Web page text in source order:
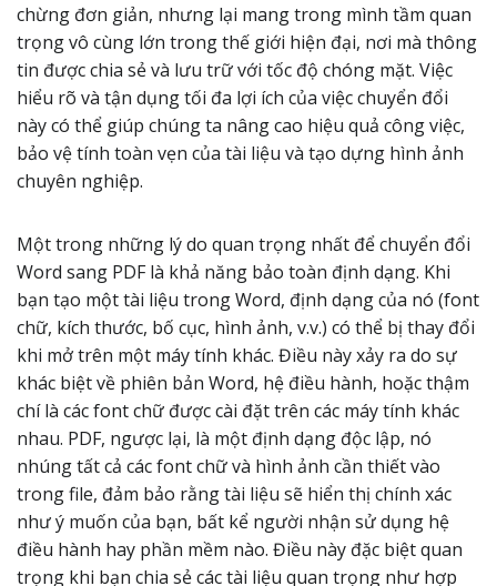
chừng đơn giản, nhưng lại mang trong mình tầm quan
trọng vô cùng lớn trong thế giới hiện đại, nơi mà thông
tin được chia sẻ và lưu trữ với tốc độ chóng mặt. Việc
hiểu rõ và tận dụng tối đa lợi ích của việc chuyển đổi
này có thể giúp chúng ta nâng cao hiệu quả công việc,
bảo vệ tính toàn vẹn của tài liệu và tạo dựng hình ảnh
chuyên nghiệp.
Một trong những lý do quan trọng nhất để chuyển đổi
Word sang PDF là khả năng bảo toàn định dạng. Khi
bạn tạo một tài liệu trong Word, định dạng của nó (font
chữ, kích thước, bố cục, hình ảnh, v.v.) có thể bị thay đổi
khi mở trên một máy tính khác. Điều này xảy ra do sự
khác biệt về phiên bản Word, hệ điều hành, hoặc thậm
chí là các font chữ được cài đặt trên các máy tính khác
nhau. PDF, ngược lại, là một định dạng độc lập, nó
nhúng tất cả các font chữ và hình ảnh cần thiết vào
trong file, đảm bảo rằng tài liệu sẽ hiển thị chính xác
như ý muốn của bạn, bất kể người nhận sử dụng hệ
điều hành hay phần mềm nào. Điều này đặc biệt quan
trọng khi bạn chia sẻ các tài liệu quan trọng như hợp